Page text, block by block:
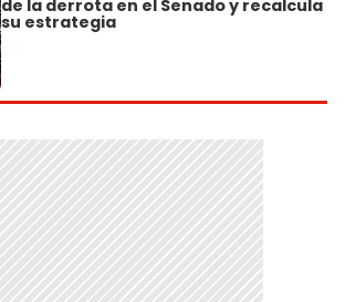
de la derrota en el Senado y recalcula
su estrategia